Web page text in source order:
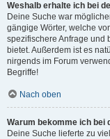
Weshalb erhalte ich bei
Deine Suche war
gängige Wörter, welche
spezifischere Anfrage und
bietet. Außerdem ist es
nirgends im Forum
Begriffe!
Nach oben
Warum bekomme ich bei
Deine Suche lieferte zu